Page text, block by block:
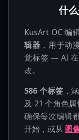
什
KusArt OC 编
辑器 ，用于动
觉标签 — AI
改。
586 个标签 ，
及 21 个角色
确保每次编辑
开始，或从 图